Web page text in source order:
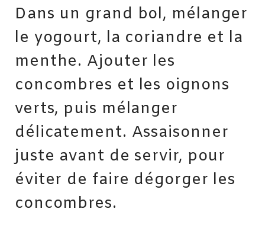
Dans un grand bol, mélanger
le yogourt, la coriandre et la
menthe. Ajouter les
concombres et les oignons
verts, puis mélanger
délicatement. Assaisonner
juste avant de servir, pour
éviter de faire dégorger les
concombres.